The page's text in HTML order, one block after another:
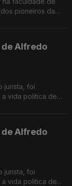
pioneiros da
de Alfredo
jurista, foi
a vida politica de
de Alfredo
jurista, foi
a vida politica de